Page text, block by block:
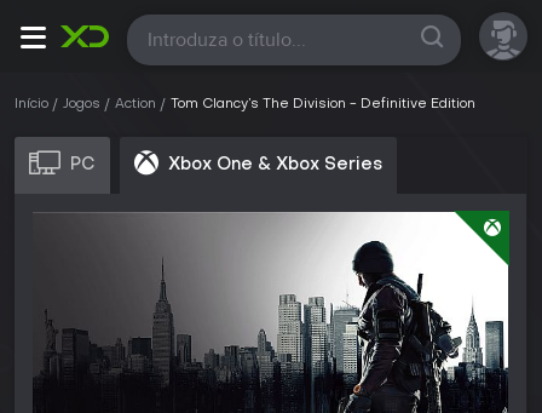
Todas
Início Jogos Action Tom Clancy’s The Division - Definitive Edition
PC Xbox One & Xbox Series